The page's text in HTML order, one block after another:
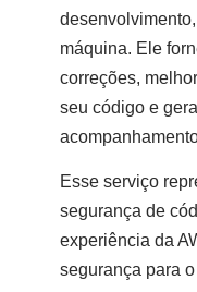
desenvolvimento
máquina. Ele
correções,
seu códigoe
Esse serviço
segurança de
experiência da
segurança para